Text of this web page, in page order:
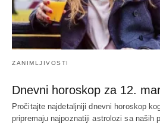
ZANIMLJIVOSTI
Dnevni horoskop za 12.
Pročitajte najdetaljniji dnevni horoskop
pripremaju najpoznatiji astrolozi sa naših